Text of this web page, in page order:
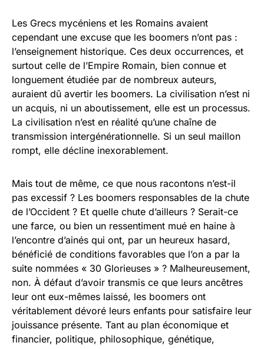
Les Grecs mycéniens et les Romains avaient
cependant une excuse que les boomers n’ont pas :
l’enseignement historique. Ces deux occurrences, et
surtout celle de l’Empire Romain, bien connue et
longuement étudiée par de nombreux auteurs,
auraient dû avertir les boomers. La civilisation n’est ni
un acquis, ni un aboutissement, elle est un processus.
La civilisation n’est en réalité qu’une chaîne de
transmission intergénérationnelle. Si un seul maillon
rompt, elle décline inexorablement.
Mais tout de même, ce que nous racontons n’est-il
pas excessif ? Les boomers responsables de la chute
de l’Occident ? Et quelle chute d’ailleurs ? Serait-ce
une farce, ou bien un ressentiment mué en haine à
l’encontre d’ainés qui ont, par un heureux hasard,
bénéficié de conditions favorables que l’on a par la
suite nommées « 30 Glorieuses » ? Malheureusement,
non. À défaut d’avoir transmis ce que leurs ancêtres
leur ont eux-mêmes laissé, les boomers ont
véritablement dévoré leurs enfants pour satisfaire leur
jouissance présente. Tant au plan économique et
financier, politique, philosophique, génétique,